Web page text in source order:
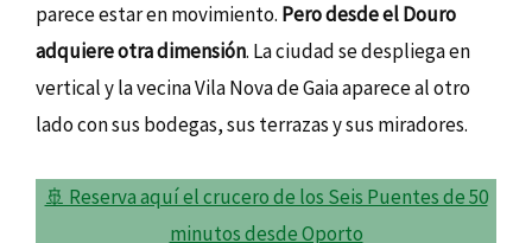
parece estar en movimiento. Pero desde el Douro
adquiere otra dimensión. La ciudad se despliega en
vertical y la vecina Vila Nova de Gaia aparece al otro
lado con sus bodegas, sus terrazas y sus miradores.
🚢 Reserva aquí el crucero de los Seis Puentes de 50
minutos desde Oporto